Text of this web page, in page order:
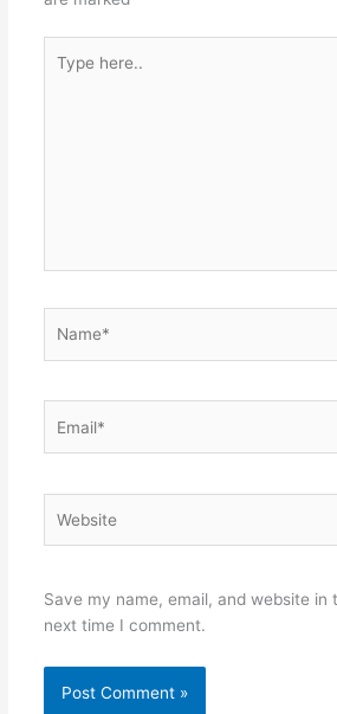
here..
Save my name, email, and website in
next time I comment.